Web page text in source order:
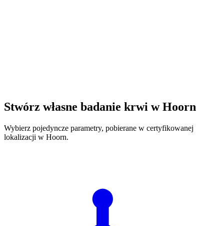
Stwórz własne badanie krwi w Hoorn
Wybierz pojedyncze parametry, pobierane w certyfikowanej
lokalizacji w Hoorn.